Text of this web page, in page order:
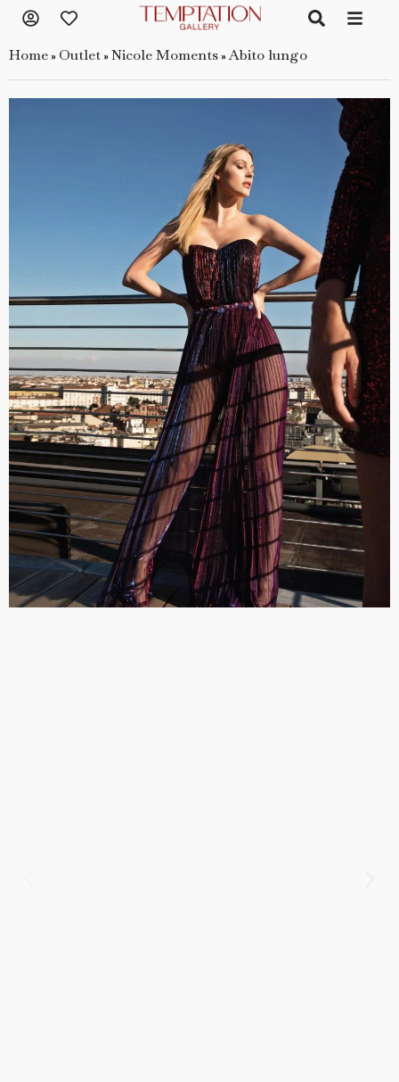
Home» Outlet» Nicole Moments»Abito lungo